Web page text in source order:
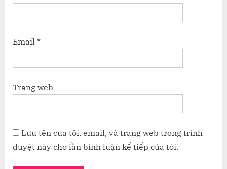
Email *
Trang web
Lưu tên của tôi, email, và trang web trong trình
duyệt này cho lần bình luận kế tiếp của tôi.